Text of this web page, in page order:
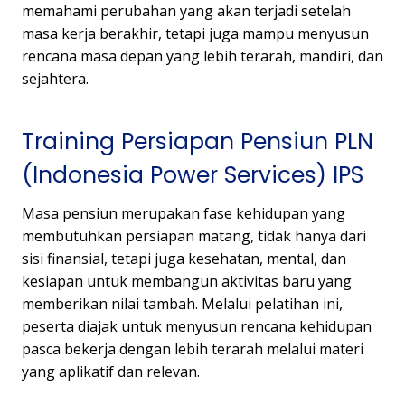
memahami perubahan yang akan terjadi setelah
masa kerja berakhir, tetapi juga mampu menyusun
rencana masa depan yang lebih terarah, mandiri, dan
sejahtera.
Training Persiapan Pensiun PLN
(Indonesia Power Services) IPS
Masa pensiun merupakan fase kehidupan yang
membutuhkan persiapan matang, tidak hanya dari
sisi finansial, tetapi juga kesehatan, mental, dan
kesiapan untuk membangun aktivitas baru yang
memberikan nilai tambah. Melalui pelatihan ini,
peserta diajak untuk menyusun rencana kehidupan
pasca bekerja dengan lebih terarah melalui materi
yang aplikatif dan relevan.